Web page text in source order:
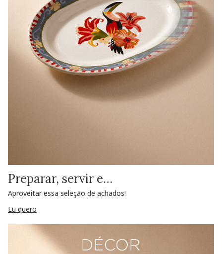
Preparar, servir e…
Aproveitar essa seleção de achados!
Eu quero